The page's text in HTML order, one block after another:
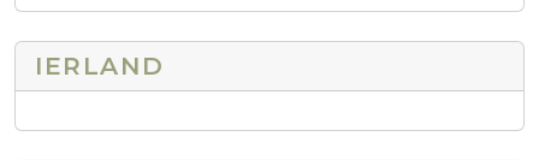
IERLAND